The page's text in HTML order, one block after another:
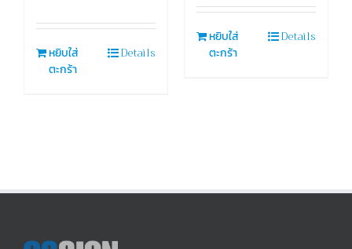
หยิบใส่
ตะกร้า
Details
หยิบใส่
ตะกร้า
Details